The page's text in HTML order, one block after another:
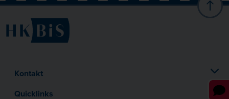
Kontakt
Quicklinks